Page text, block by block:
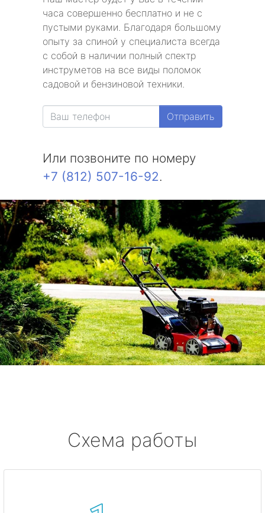
часа совершенно бесплатно и не с
пустыми руками. Благодаря большому
опыту за спиной у специалиста всегда
с собой в наличии полный спектр
инструметов на все виды поломок
садовой и бензиновой техники.
Отправить
Или позвоните по номеру
+7 (812) 507-16-92.
Схема работы